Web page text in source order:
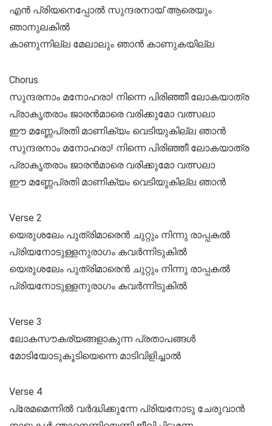
എൻ പ്രിയനെപ്പോൽ സുന്ദരനായ് ആരെയും
ഞാനുലകിൽ
കാണുന്നില്ല മേലാലും ഞാൻ കാണുകയില്ല
Chorus
സുന്ദരനാം മനോഹരാ! നിന്നെ പിരിഞ്ഞീ ലോകയാത്ര
പ്രാകൃതരാം ജാരൻമാരെ വരിക്കുമോ വത്സലാ
ഈ മണ്ണേപ്രതി മാണിക്യം വെടിയുകില്ല ഞാൻ
സുന്ദരനാം മനോഹരാ! നിന്നെ പിരിഞ്ഞീ ലോകയാത്ര
പ്രാകൃതരാം ജാരൻമാരെ വരിക്കുമോ വത്സലാ
ഈ മണ്ണേപ്രതി മാണിക്യം വെടിയുകില്ല ഞാൻ
Verse 2
യെരുശലേം പുത്രിമാരെൻ ചുറ്റും നിന്നു രാപ്പകൽ
പ്രിയനോടുള്ളനുരാഗം കവർന്നിടുകിൽ
യെരുശലേം പുത്രിമാരെൻ ചുറ്റും നിന്നു രാപ്പകൽ
പ്രിയനോടുള്ളനുരാഗം കവർന്നിടുകിൽ
Verse 3
ലോകസൗകര്യങ്ങളാകുന്ന പ്രതാപങ്ങൾ
മോടിയോടുകൂടിയെന്നെ മാടിവിളിച്ചാൽ
Verse 4
പ്രേമമെന്നിൽ വർദ്ധിക്കുന്നേ പ്രിയനോടു ചേരുവാൻ